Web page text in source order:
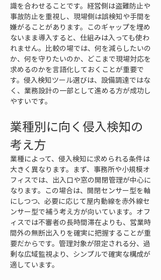
識を合わせることです。経営側は盗難防止や
事故防止を重視し、現場側は誤検知や手間を
嫌がることがあります。このギャップを埋め
ないまま導入すると、仕組みは入っても使わ
れません。比較の場では、何を減らしたいの
か、何を守りたいのか、どこまで現場対応を
求めるのかを言語化しておくことが重要で
す。侵入検知ツール選びは、設備調達ではな
く、業務設計の一部として進める方が成功し
やすいです。
業種別に向く侵入検知の
考え方
業種によって、侵入検知に求められる条件は
大きく異なります。まず、事務所や小規模オ
フィスでは、出入口や窓の開閉管理が中心に
なります。この場合は、開閉センサー型を軸
にしつつ、必要に応じて屋内動線を赤外線セ
ンサー型で補う考え方が向いています。オフ
ィスでは不審者の長時間滞在よりも、営業時
間外の無断出入りを確実に把握することが重
要だからです。管理対象が限定される分、過
剰な広域監視より、シンプルで確実な構成が
適しています。